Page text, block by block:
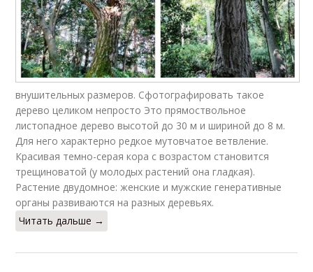
внушительных размеров. Сфотографировать такое
дерево целиком непросто Это прямоствольное
листопадное дерево высотой до 30 м и шириной до 8 м.
Для него характерно редкое мутовчатое ветвление.
Красивая темно-серая кора с возрастом становится
трещиноватой (у молодых растений она гладкая).
Растение двудомное: женские и мужские генеративные
органы развиваются на разных деревьях.
Читать дальше →